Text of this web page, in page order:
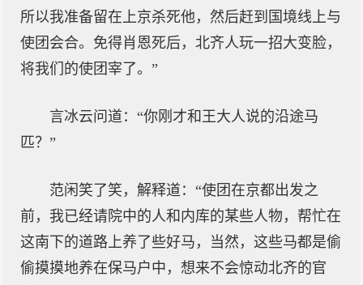
所以我准备留在上京杀死他，然后赶到国境线上与
使团会合。免得肖恩死后，北齐人玩一招大变脸，
将我们的使团宰了。”
言冰云问道：“你刚才和王大人说的沿途马
匹？”
范闲笑了笑，解释道：“使团在京都出发之
前，我已经请院中的人和内库的某些人物，帮忙在
这南下的道路上养了些好马，当然，这些马都是偷
偷摸摸地养在保马户中，想来不会惊动北齐的官